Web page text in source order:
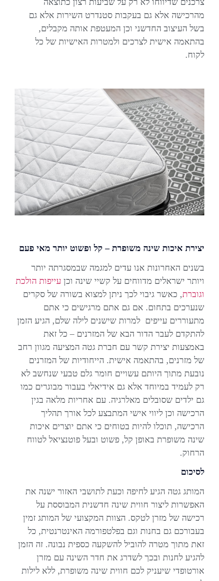
מהרכישה אלא גם בעקבות סטנדרט השירות אלא גם
בשל העיצוב החדשני וכן המעטפת אותה מקבלים,
בהתאמה אישית לצרכים ולמטרות האישיות של כל
לקוח.
יצירת איכות שינה משופרת – קל ופשוט יותר מאי פעם
בשנים האחרונות אנו עדים למגמה שבמסגרתה יותר
ויותר ישראלים מדווחים על קשיי שינה וכן עייפות הולכת
וגוברת, כאשר גיבוי לכך ניתן למצוא בשורה של סקרים
שנערכים בתחום. אם גם אתם מרגישים כי אתם
מתעוררים עייפים למרות שישנים לילה שלם, הגיע הזמן
להתקדם לעבר הדור הבא של המזרנים – כל זאת
באמצעות יצירת קשר עם חברת גטה המציעה מגוון רחב
של מזרנים, בהתאמה אישית. הייחודיות של המזרנים
נובעת מתוך היותם עשויים חומר גלם טבעי שנחשב לא
רק לעמיד במיוחד אלא גם אידיאלי בעבור מבוגרים כמו
גם ילדים שסובלים מאלרגיה. עם אחריות מלאה בגין
הרכישה וכן ליווי אישי המתבצע לכל אורך תהליך
הרכישה, תוכלו להיות בטוחים כי אתם יוצרים איכות
שינה משופרת באופן קל, פשוט ובעל פוטנציאל לטווח
הרחוק.
לסיכום
המותג גטה הגיע לחיפה וכעת לתושבי האזור ישנה את
האפשרות ליצור חווית שינה חדשנית המבוססת על
רכישה של מזרן לטקס. הצוות המקצועי של המותג זמין
בעבורכם גם בחנות וגם בפלטפורמה האינטרנטית, כל
זאת מתוך מטרה להוביל להשקעה כספית נבונה. זה הזמן
להגיע לחנות ובכך לשדרג את חדר השינה עם מזרן
אורטופדי שיעניק לכם חווית שינה משופרת, ללא לילות